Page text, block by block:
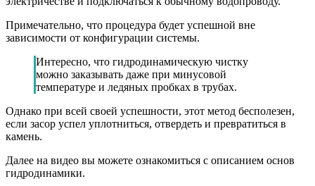
Примечательно, что процедура будет успешной вне
зависимости от конфигурации системы.
Интересно, что гидродинамическую чистку
можно заказывать даже при минусовой
температуре и ледяных пробках в трубах.
Однако при всей своей успешности, этот метод бесполезен,
если засор успел уплотниться, отвердеть и превратиться в
камень.
Далее на видео вы можете ознакомиться с описанием основ
гидродинамики.